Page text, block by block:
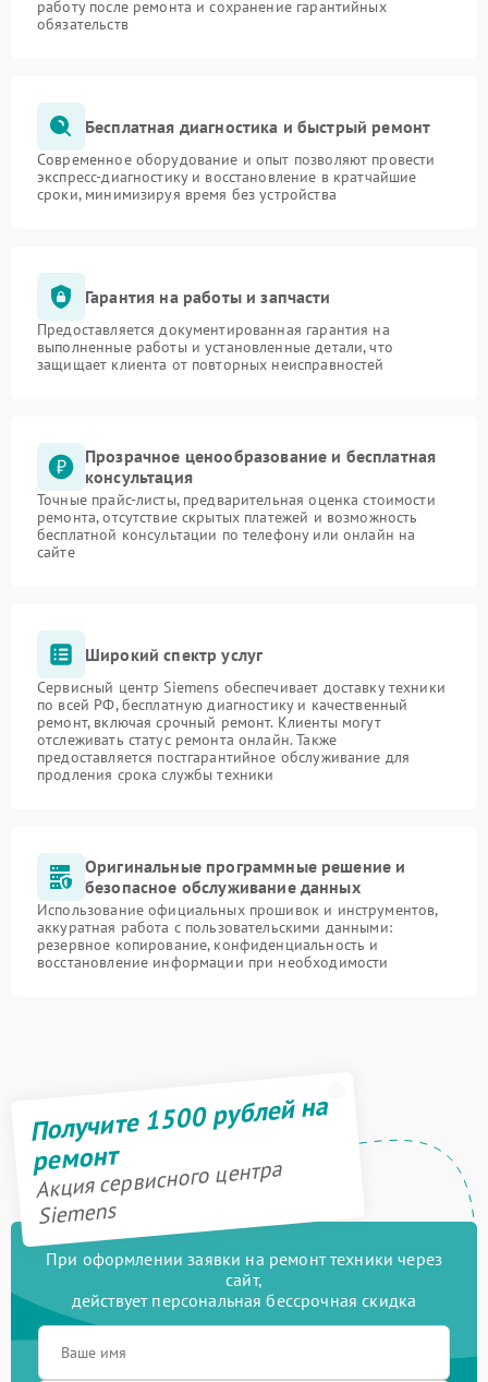
работу после ремонта и сохранение гарантийных
обязательств
Бесплатная диагностика и быстрый ремонт
Современное оборудование и опыт позволяют провести
экспресс-диагностику и восстановление в кратчайшие
сроки, минимизируя время без устройства
Гарантия на работы и запчасти
Предоставляется документированная гарантия на
выполненные работы и установленные детали, что
защищает клиента от повторных неисправностей
Прозрачное ценообразование и бесплатная
консультация
Точные прайс-листы, предварительная оценка стоимости
ремонта, отсутствие скрытых платежей и возможность
бесплатной консультации по телефону или онлайн на
сайте
Широкий спектр услуг
Сервисный центр Siemens обеспечивает доставку техники
по всей РФ, бесплатную диагностику и качественный
ремонт, включая срочный ремонт. Клиенты могут
отслеживать статус ремонта онлайн. Также
предоставляется постгарантийное обслуживание для
продления срока службы техники
Оригинальные программные решение и
безопасное обслуживание данных
Использование официальных прошивок и инструментов,
аккуратная работа с пользовательскими данными:
резервное копирование, конфиденциальность и
восстановление информации при необходимости
Получите 1500 рублей на
ремонт
Акция сервисного центра
Siemens
При оформлении заявки на ремонт техники через
сайт,
действует персональная бессрочная скидка